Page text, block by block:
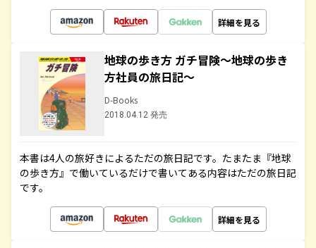
詳細を見る
地球の歩き方 ガチ冒険～地球の歩き
方社員の旅日記～
D-Books
2018.04.12 発売
本書は4人の旅好きによるただの旅日記です。たまたま『地球
の歩き方』で働いているだけで書いてある内容はただの旅日記
です。
詳細を見る